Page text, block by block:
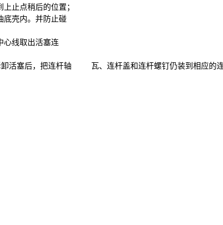
止点稍后的位置；
底壳内。并防止碰
心线取出活塞连
拆卸活塞后，把连杆轴 瓦、连杆盖和连杆螺钉仍装到相